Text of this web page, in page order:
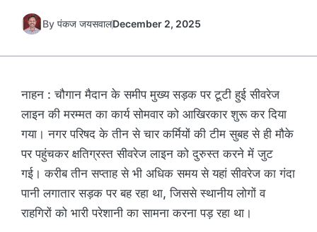
By पंकज जयसवालDecember 2, 2025
नाहन : चौगान मैदान के समीप मुख्य सड़क पर टूटी हुई सीवरेज
लाइन की मरम्मत का कार्य सोमवार को आखिरकार शुरू कर दिया
गया। नगर परिषद के तीन से चार कर्मियों की टीम सुबह से ही मौके
पर पहुंचकर क्षतिग्रस्त सीवरेज लाइन को दुरुस्त करने में जुट
गई। करीब तीन सप्ताह से भी अधिक समय से यहां सीवरेज का गंदा
पानी लगातार सड़क पर बह रहा था, जिससे स्थानीय लोगों व
राहगिरों को भारी परेशानी का सामना करना पड़ रहा था।